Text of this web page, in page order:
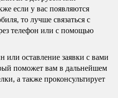
если у вас появляются
то лучше связаться с
телефон или с помощью
или оставление заявки с вами
поможет вам в дальнейшем
а также проконсультирует